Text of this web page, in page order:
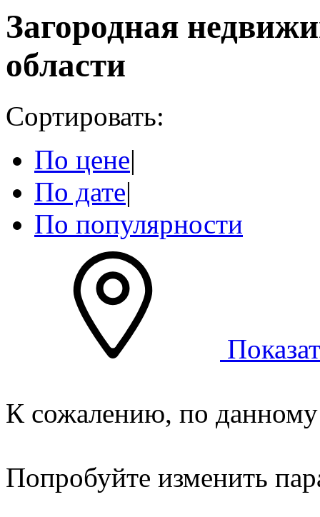
Загородная
области
Сортировать:
По цене|
По дате|
По популярности
К сожалению, по данному
Попробуйте изменить